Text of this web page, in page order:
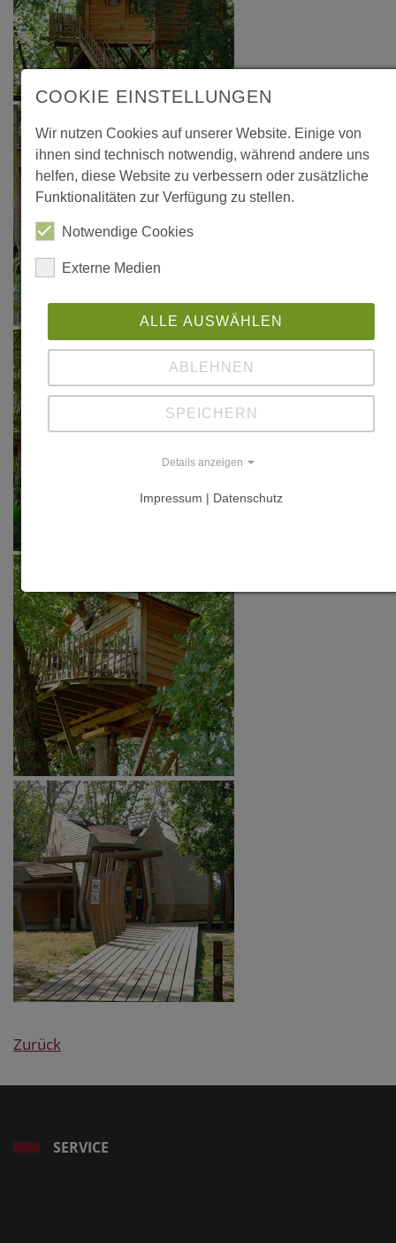
Zurück
SERVICE
COOKIE EINSTELLUNGEN
Wir nutzen Cookies auf unserer Website. Einige von
ihnen sind technisch notwendig, während andere uns
helfen, diese Website zu verbessern oder zusätzliche
Funktionalitäten zur Verfügung zu stellen.
Notwendige Cookies
Externe Medien
ALLE AUSWÄHLEN
ABLEHNEN
SPEICHERN
Details anzeigen
Impressum | Datenschutz